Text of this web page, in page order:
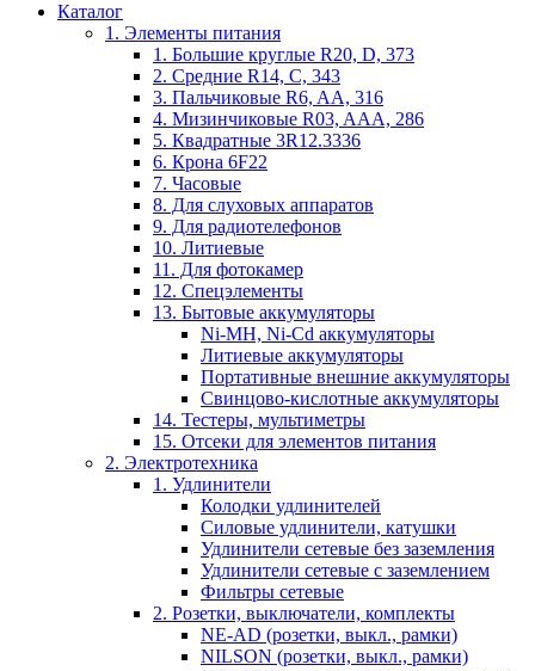
Каталог
1. Элементы питания
1. Большие круглые R20, D, 373
2. Средние R14, C, 343
3. Пальчиковые R6, AA, 316
4. Мизинчиковые R03, AAA, 286
5. Квадратные 3R12.3336
6. Крона 6F22
7. Часовые
8. Для слуховых аппаратов
9. Для радиотелефонов
10. Литиевые
11. Для фотокамер
12. Спецэлементы
13. Бытовые аккумуляторы
Ni-MH, Ni-Cd аккумуляторы
Литиевые аккумуляторы
Портативные внешние аккумуляторы
Свинцово-кислотные аккумуляторы
14. Тестеры, мультиметры
15. Отсеки для элементов питания
2. Электротехника
1. Удлинители
Колодки удлинителей
Силовые удлинители, катушки
Удлинители сетевые без заземления
Удлинители сетевые с заземлением
Фильтры сетевые
2. Розетки, выключатели, комплекты
NE-AD (розетки, выкл., рамки)
NILSON (розетки, выкл., рамки)